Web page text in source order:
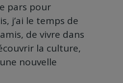
pars pour
j’ai le temps de
de vivre dans
la culture,
nouvelle